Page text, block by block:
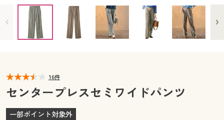
デジタルカタログ
カタログ無料プレゼント
マイページ
閲覧履歴
会員メニュー
閲覧履歴
LL(77～85) × 完売
3L(85～93) ○ 在庫わずか
16件
センタープレスセミワイドパンツ
一部ポイント対象外